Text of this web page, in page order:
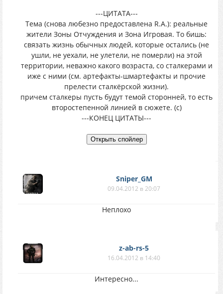
---ЦИТАТА---
Тема (снова любезно предоставлена R.A.): реальные
жители Зоны Отчуждения и Зона Игровая. То бишь:
связать жизнь обычных людей, которые остались (не
ушли, не уехали, не улетели, не померли) на этой
территории, неважно какого возраста, со сталкерами и
иже с ними (см. артефакты-шмартефакты и прочие
прелести сталкёрской жизни).
причем сталкеры пусть будут темой сторонней, то есть
второстепенной линией в сюжете. (с)
---КОНЕЦ ЦИТАТЫ---
Sniper_GM
09.04.2012 в 20:07
Неплохо
z-ab-rs-5
16.04.2012 в 14:40
Интересно...